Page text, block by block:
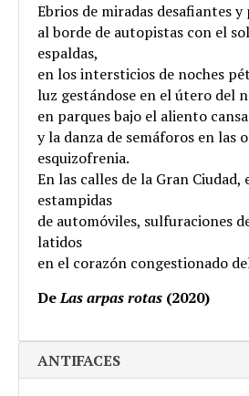
Ebrios de miradas desafiantes
al borde de autopistas con el
espaldas,
en los intersticios de noches
luz gestándose en el útero del
en parques bajo el aliento
y la danza de semáforos en las
esquizofrenia.
En las calles de la Gran Ciudad,
estampidas
de automóviles, sulfuraciones
latidos
en el corazón congestionado
DeLas arpas rotas (2020)
ANTIFACES